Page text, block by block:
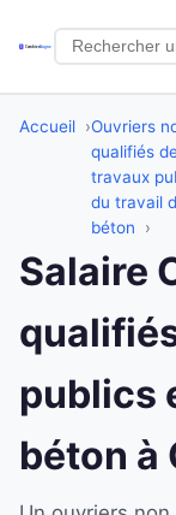
Accueil
Ouvriers
qualifiés
travaux
du travail
béton
Salaire
publics
béton à